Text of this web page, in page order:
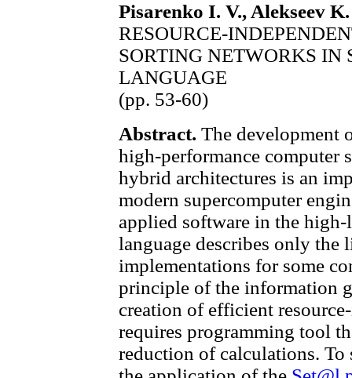
Pisarenko I. V., Alekseev
RESOURCE-
SORTING NETWORKS IN
LANGUAGE
(pp. 53-60)
Abstract. The development
high-performance computer
hybrid architectures is an
modern supercomputer
applied software in the
language describes only
implementations for some
principle of the information
creation of efficient
requires programming tool
reduction of calculations. To